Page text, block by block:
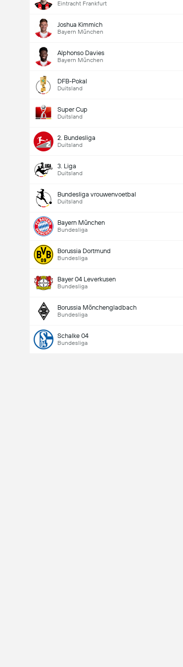
Eintracht Frankfurt
Joshua Kimmich
Bayern München
Alphonso Davies
Bayern München
DFB-Pokal
Duitsland
Super Cup
Duitsland
2. Bundesliga
Duitsland
3. Liga
Duitsland
Bundesliga vrouwenvoetbal
Duitsland
Bayern München
Bundesliga
Borussia Dortmund
Bundesliga
Bayer 04 Leverkusen
Bundesliga
Borussia Mönchengladbach
Bundesliga
Schalke 04
Bundesliga